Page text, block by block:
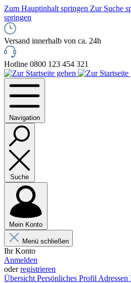
Zum Hauptinhalt springen Zur Suche
springen
Versand innerhalb von ca. 24h
Hotline 0800 123 454 321
Navigation
Suche
Mein Konto
Menü schließen
Ihr Konto
Anmelden
oderregistrieren
Übersicht Persönliches Profil Adressen